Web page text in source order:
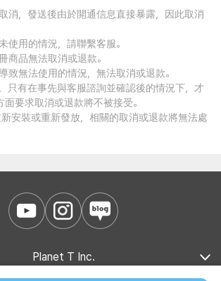
消，發送後由於開通信息直接暴露，因此取消
使用的情況，請聯繫客服。
商品無法取消或退款。
致無法使用的情況，無法取消或退款。
只有在事先與客服諮詢並確認後的情況下，才
要求取消或退款將不被接受。
安裝或重新發放，相關的取消或退款將無法處
Planet T Inc.